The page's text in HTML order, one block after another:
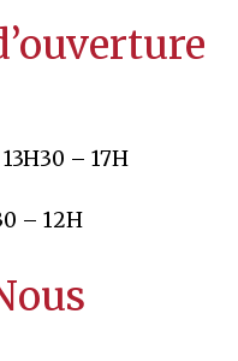
– 17H
– 12H